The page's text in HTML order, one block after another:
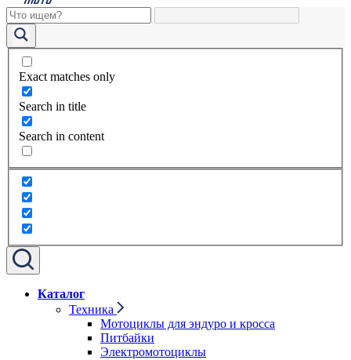
Exact matches only
Search in title
Search in content
Каталог
Техника
Мотоциклы для эндуро и кросса
Питбайки
Электромотоциклы